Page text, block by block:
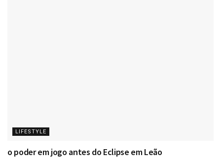
LIFESTYLE
o poder em jogo antes do Eclipse em Leão